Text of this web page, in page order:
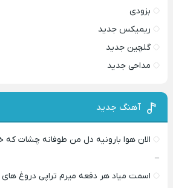
بزودی
ریمیکس جدید
گلچین جدید
مداحی جدید
آهنگ جدید
الان هوا بارونیه دل من طوفانه چشات که
–
اسمت میاد هر دفعه میرم تراپی دروغ‌